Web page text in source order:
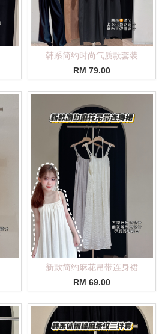
韩系简约时尚气质款套装
RM 79.00
新款简约麻花吊带连身裙
RM 69.00